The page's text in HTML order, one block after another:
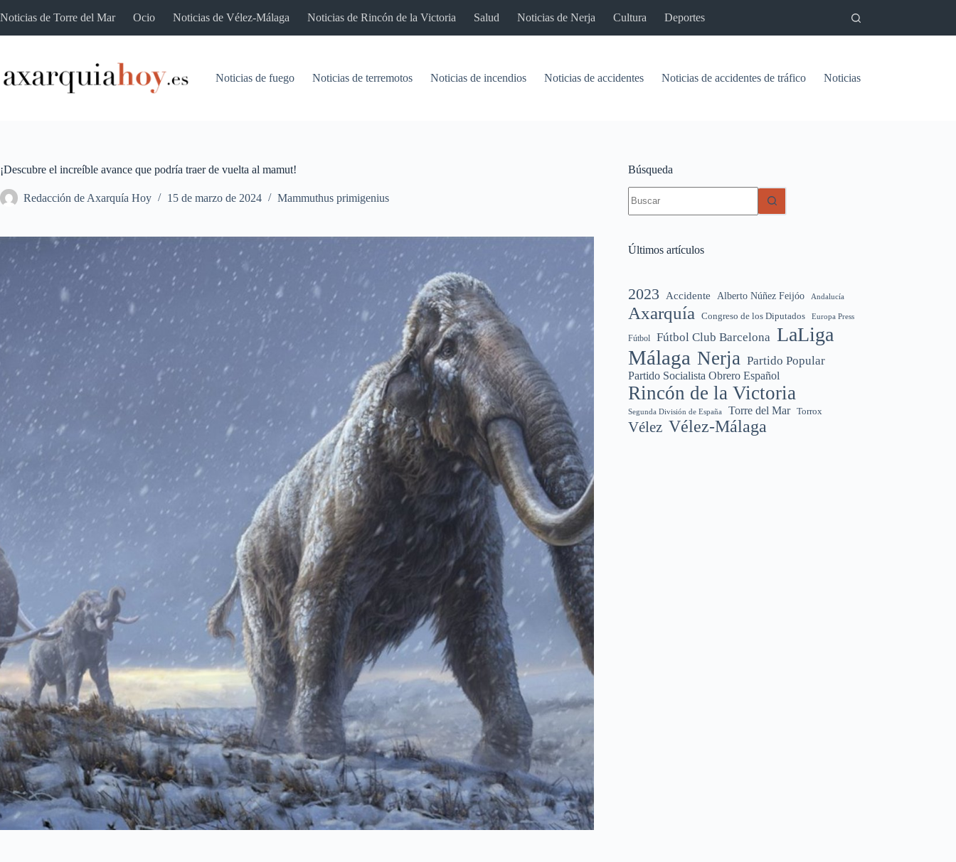
al
Noticias de Torre del Mar Ocio Noticias de Vélez-Málaga Noticias de Rincón de la Victoria Salud Noticias de Nerja Cultura Deportes
Noticias de fuego Noticias de terremotos Noticias de incendios Noticias de accidentes Noticias de accidentes de tráfico Noticias del pantano de
¡Descubre el increíble avance que podría traer de vuelta al mamut!
Redacción de Axarquía Hoy 15 de marzo de 2024 Mammuthus primigenius
Búsqueda
resultados
Últimos artículos
2023 Accidente Alberto Núñez Feijóo Andalucía
Axarquía Congreso de los Diputados Europa Press
Fútbol Fútbol Club Barcelona LaLiga
Málaga Nerja Partido Popular
Partido Socialista Obrero Español
Rincón de la Victoria
Segunda División de España Torre del Mar Torrox
Vélez Vélez-Málaga